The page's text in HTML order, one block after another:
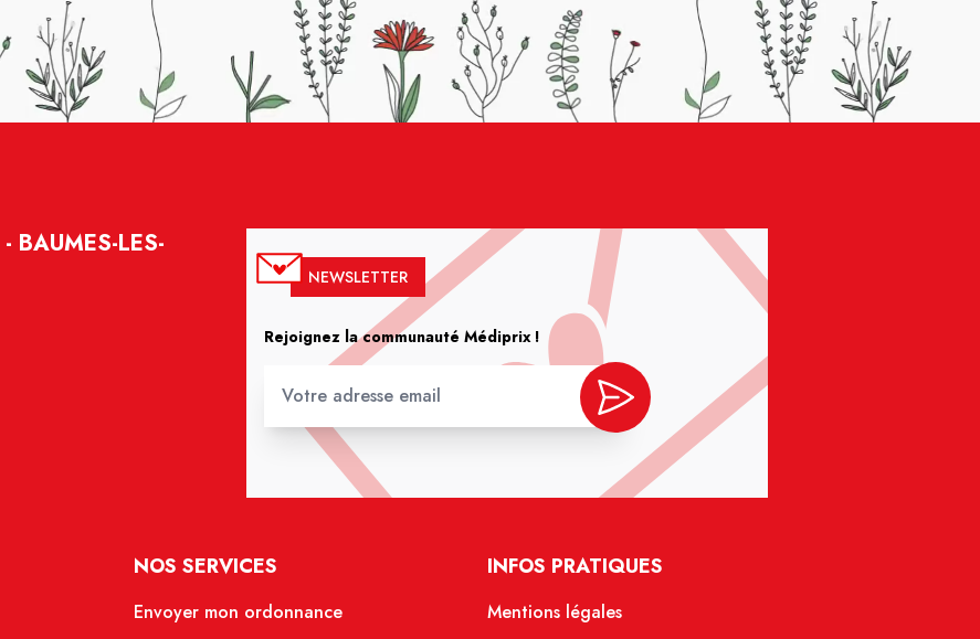
BAUMES-LES-
NEWSLETTER
Rejoignez la communauté Médiprix !
NOS SERVICES
Envoyer mon ordonnance
INFOS PRATIQUES
Mentions légales